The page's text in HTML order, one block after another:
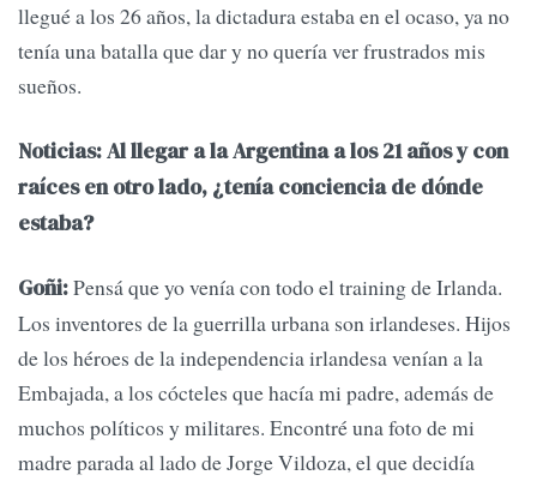
llegué a los 26 años, la dictadura estaba en el ocaso, ya no
tenía una batalla que dar y no quería ver frustrados mis
sueños.
Noticias: Al llegar a la Argentina a los 21 años y con
raíces en otro lado, ¿tenía conciencia de dónde
estaba?
Goñi:Pensá que yo venía con todo el training de Irlanda.
Los inventores de la guerrilla urbana son irlandeses. Hijos
de los héroes de la independencia irlandesa venían a la
Embajada, a los cócteles que hacía mi padre, además de
muchos políticos y militares. Encontré una foto de mi
madre parada al lado de Jorge Vildoza, el que decidía